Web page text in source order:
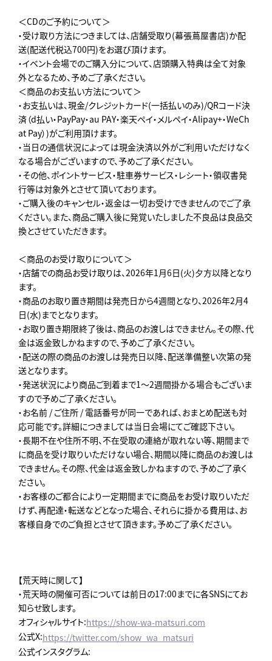
＜CDのご予約について＞
・受け取り方法につきましては、店舗受取り(幕張蔦屋書店)か配
送(配送代税込700円)をお選び頂けます。
・イベント会場でのご購入分について、店頭購入特典は全て対象
外となるため、予めご了承ください。
＜商品のお支払い方法について＞
・お支払いは、現金/クレジットカード(一括払いのみ)/QRコード決
済（d払い・PayPay・au PAY・楽天ペイ・メルペイ・Alipay+・WeCh
at Pay）)がご利用頂けます。
・当日の通信状況によっては現金決済以外がご利用いただけなく
なる場合がございますので、予めご了承ください。
・その他、ポイントサービス・駐車券サービス・レシート・領収書発
行等は対象外とさせて頂いております。
・ご購入後のキャンセル・返金は一切お受けできませんのでご了承
ください。また、商品ご購入後に発覚いたしました不良品は良品交
換とさせていただきます。
＜商品のお受け取りについて＞
・店舗での商品お受け取りは、2026年1月6日(火)夕方以降となり
ます。
・商品のお取り置き期間は発売日から4週間となり、2026年2月4
日(水)までとなります。
・お取り置き期限終了後は、商品のお渡しはできません。その際、代
金は返金致しかねますので、予めご了承ください。
・配送の際の商品のお渡しは発売日以降、配送準備整い次第の発
送となります。
・発送状況により商品ご到着まで1～2週間掛かる場合もございま
すので予めご了承ください。
・お名前 / ご住所 / 電話番号が同一であれば、おまとめ配送も対
応可能です。詳細につきましては当日会場にてご確認下さい。
・長期不在や住所不明、不在受取の連絡が取れない等、期間まで
に商品を受け取りいただけない場合、期間以降に商品のお渡しは
できません。その際、代金は返金致しかねますので、予めご了承く
ださい。
・お客様のご都合により一定期間までに商品をお受け取りいただ
けず、再配達・転送などとなった場合、それらに掛かる費用は、お
客様自身でのご負担とさせて頂きます。予めご了承ください。
【荒天時に関して】
・荒天時の開催可否については前日の17:00までに各SNSにてお
知らせ致します。
オフィシャルサイト:https://show-wa-matsuri.com
公式X:https://twitter.com/show_wa_matsuri
公式インスタグラム: